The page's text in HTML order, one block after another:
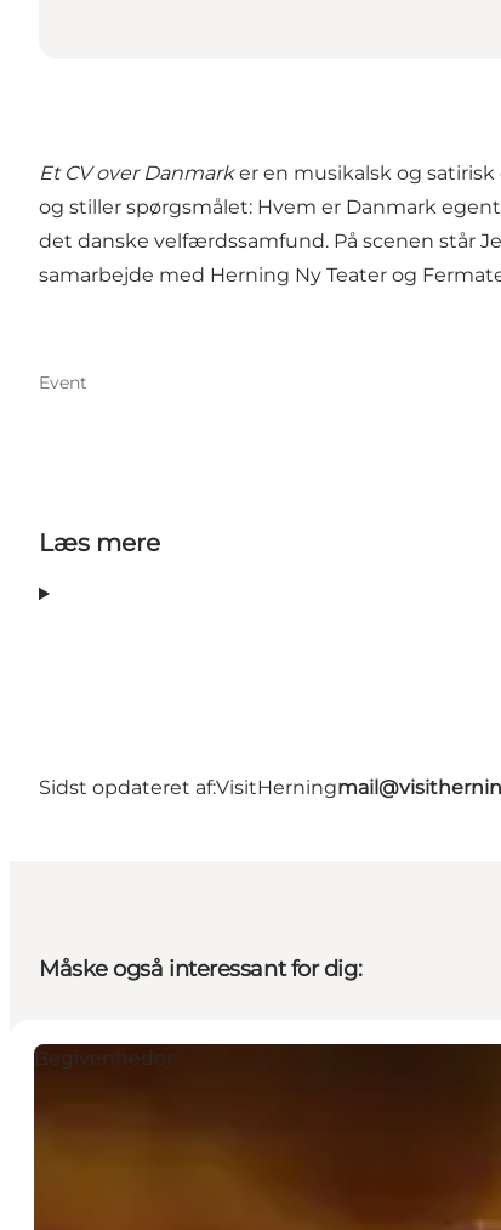
Et CV over Danmarker en musikalsk og satirisk
og stiller spørgsmålet: Hvem er Danmark
det danske velfærdssamfund. På scenen står
samarbejde med Herning Ny Teater og
Event
Læs mere
Sidst opdateret af:VisitHerning
Måske også interessant for dig:
Begivenheder